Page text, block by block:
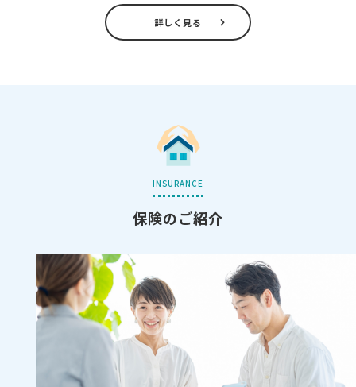
詳しく見る
INSURANCE
保険のご紹介